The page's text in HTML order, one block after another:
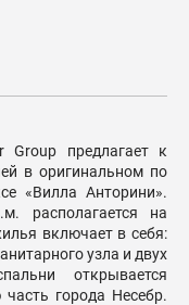
Group предлагает к
в оригинальном по
«Вилла Анторини».
располагается на
включает в себя:
узла и двух
открывается
города Несебр.